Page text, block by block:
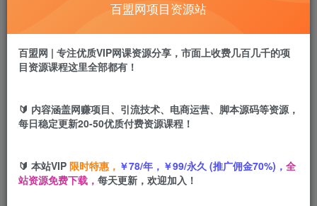
盟币 9.9
立即购买
百盟网项目资源站
百盟网 | 专注优质VIP网课资源分享，市面上收费几百几千的项
目资源课程这里全部都有！
🔰 内容涵盖网赚项目、引流技术、电商运营、脚本源码等资源，
每日稳定更新20-50优质付费资源课程！
🔰 本站VIP 限时特惠， ￥78/年，￥99/永久 (推广佣金70%)， 全
站资源免费下载， 每天更新，欢迎加入！